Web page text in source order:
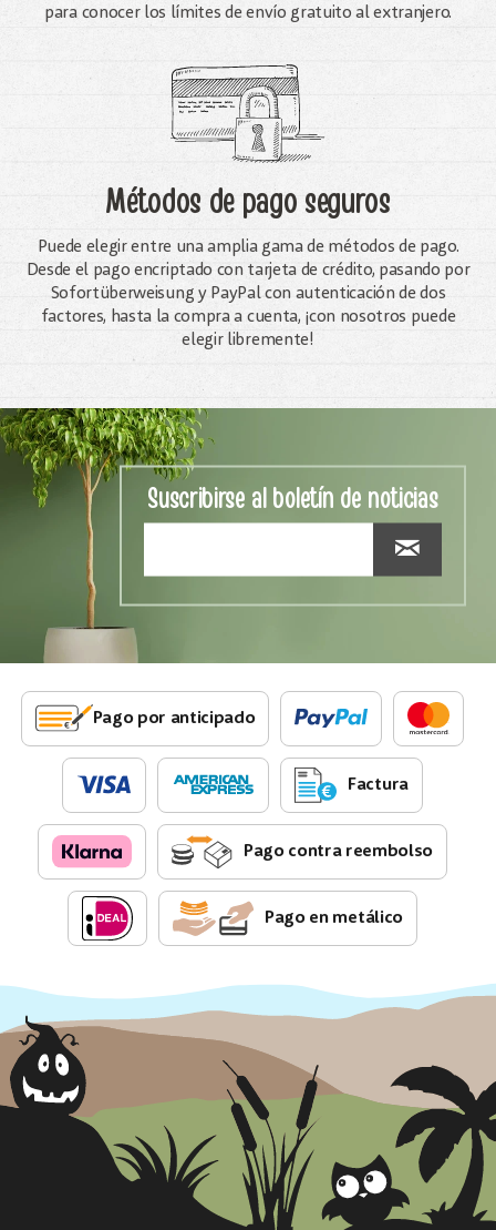
para conocer los límites de envío gratuito al extranjero.
Métodos de pago seguros
Puede elegir entre una amplia gama de métodos de pago.
Desde el pago encriptado con tarjeta de crédito, pasando por
Sofortüberweisung y PayPal con autenticación de dos
factores, hasta la compra a cuenta, ¡con nosotros puede
elegir libremente!
Suscribirse al boletín de noticias
Pago por anticipado
Factura
Pago contra reembolso
Pago en metálico